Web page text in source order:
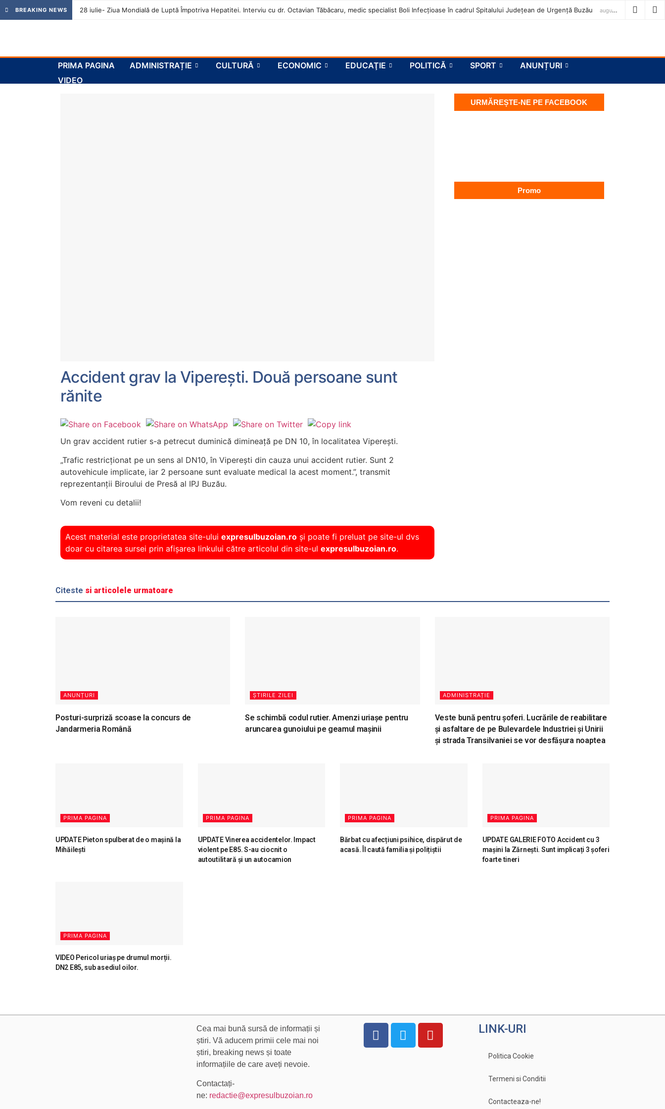
BREAKING NEWS 28 iulie- Ziua Mondială de Luptă Împotriva Hepatitei. Interviu cu dr. Octavian Tăbăcaru, medic specialist Boli Infecțioase în cadrul Spitalului Județean de Urgență Buzău august 7, 2026
PRIMA PAGINA ADMINISTRAȚIE CULTURĂ ECONOMIC EDUCAŢIE POLITICĂ SPORT
ANUNȚURI
VIDEO
Accident grav la Viperești. Două persoane sunt
rănite
Un grav accident rutier s-a petrecut duminică dimineață pe DN 10, în localitatea Viperești.
„Trafic restricționat pe un sens al DN10, în Viperești din cauza unui accident rutier. Sunt 2
autovehicule implicate, iar 2 persoane sunt evaluate medical la acest moment.”, transmit
reprezentanții Biroului de Presă al IPJ Buzău.
Vom reveni cu detalii!
Acest material este proprietatea site-ului expresulbuzoian.ro și poate fi preluat pe site-ul dvs
doar cu citarea sursei prin afișarea linkului către articolul din site-ul expresulbuzoian.ro.
URMĂREȘTE-NE PE FACEBOOK
Promo
Citeste si articolele urmatoare
ANUNȚURI
Posturi-surpriză scoase la concurs de
Jandarmeria Română
ȘTIRILE ZILEI
Se schimbă codul rutier. Amenzi uriașe pentru
aruncarea gunoiului pe geamul mașinii
ADMINISTRAȚIE
Veste bună pentru șoferi. Lucrările de reabilitare
și asfaltare de pe Bulevardele Industriei și Unirii
și strada Transilvaniei se vor desfășura noaptea
PRIMA PAGINA
UPDATE Pieton spulberat de o mașină la
Mihăilești
PRIMA PAGINA
UPDATE Vinerea accidentelor. Impact
violent pe E85. S-au ciocnit o
autoutilitară și un autocamion
PRIMA PAGINA
Bărbat cu afecțiuni psihice, dispărut de
acasă. Îl caută familia și polițiștii
PRIMA PAGINA
UPDATE GALERIE FOTO Accident cu 3
mașini la Zărnești. Sunt implicați 3 șoferi
foarte tineri
PRIMA PAGINA
VIDEO Pericol uriaș pe drumul morții.
DN2 E85, sub asediul oilor.
Cea mai bună sursă de informații și
știri. Vă aducem primii cele mai noi
știri, breaking news și toate
informațiile de care aveți nevoie.
Contactați-
ne: redactie@expresulbuzoian.ro
LINK-URI
Politica Cookie
Termeni si Conditii
Contacteaza-ne!